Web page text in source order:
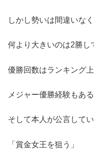
しかし勢いは間違いな
何より大きいのは2勝し
優勝回数はランキング
メジャー優勝経験もある
そして本人が公言してい
「賞金女王を狙う」